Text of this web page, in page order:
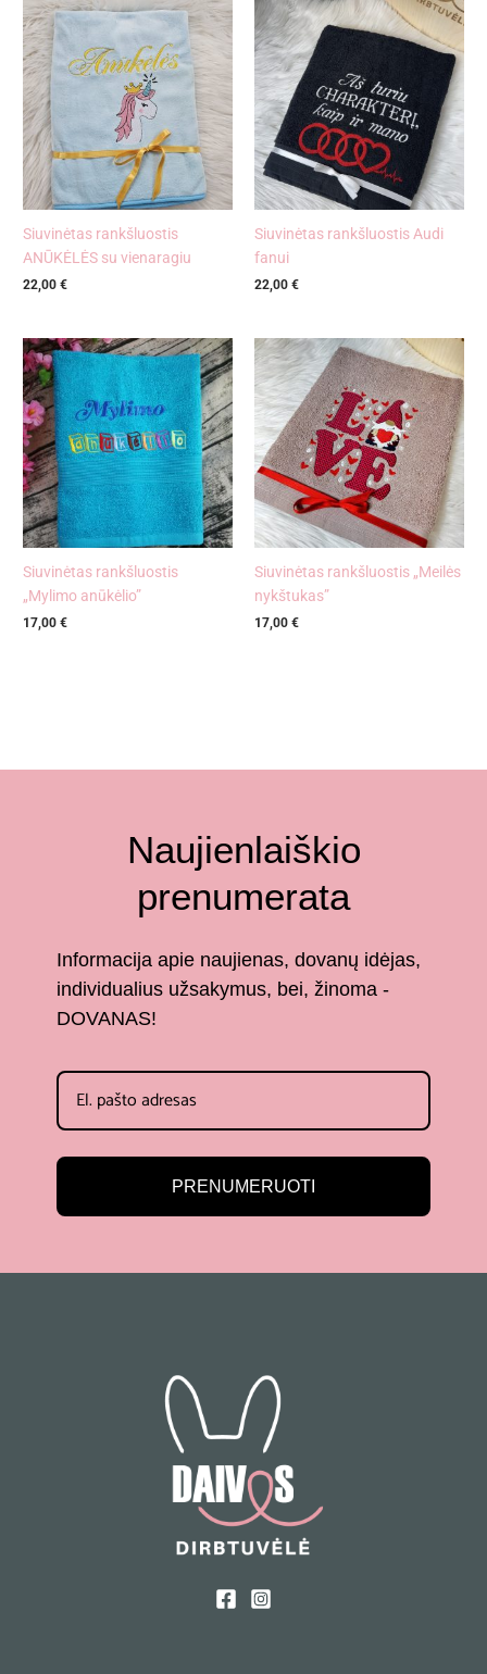
Siuvinėtas rankšluostis
ANŪKĖLĖS su vienaragiu
22,00€
Siuvinėtas rankšluostis Audi
fanui
22,00 €
Siuvinėtas rankšluostis
„Mylimo anūkėlio”
17,00€
Siuvinėtas rankšluostis „Meilės
nykštukas”
17,00 €
Naujienlaiškio
prenumerata
Informacija apie naujienas, dovanų idėjas,
individualius užsakymus, bei, žinoma -
DOVANAS!
PRENUMERUOTI